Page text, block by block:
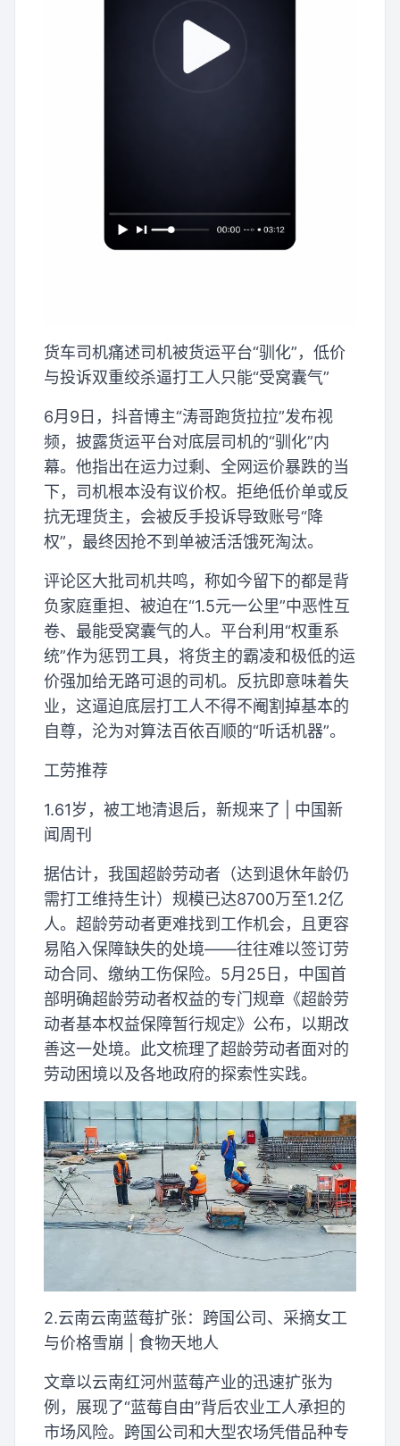
货车司机痛述司机被货运平台“驯化”，低价
与投诉双重绞杀逼打工人只能“受窝囊气”
6月9日，抖音博主“涛哥跑货拉拉”发布视
频，披露货运平台对底层司机的“驯化”内
幕。他指出在运力过剩、全网运价暴跌的当
下，司机根本没有议价权。拒绝低价单或反
抗无理货主，会被反手投诉导致账号“降
权”，最终因抢不到单被活活饿死淘汰。
评论区大批司机共鸣，称如今留下的都是背
负家庭重担、被迫在“1.5元一公里”中恶性互
卷、最能受窝囊气的人。平台利用“权重系
统”作为惩罚工具，将货主的霸凌和极低的运
价强加给无路可退的司机。反抗即意味着失
业，这逼迫底层打工人不得不阉割掉基本的
自尊，沦为对算法百依百顺的“听话机器”。
工劳推荐
1.61岁，被工地清退后，新规来了 | 中国新
闻周刊
据估计，我国超龄劳动者（达到退休年龄仍
需打工维持生计）规模已达8700万至1.2亿
人。超龄劳动者更难找到工作机会，且更容
易陷入保障缺失的处境——往往难以签订劳
动合同、缴纳工伤保险。5月25日，中国首
部明确超龄劳动者权益的专门规章《超龄劳
动者基本权益保障暂行规定》公布，以期改
善这一处境。此文梳理了超龄劳动者面对的
劳动困境以及各地政府的探索性实践。
2.云南云南蓝莓扩张：跨国公司、采摘女工
与价格雪崩 | 食物天地人
文章以云南红河州蓝莓产业的迅速扩张为
例，展现了“蓝莓自由”背后农业工人承担的
市场风险。跨国公司和大型农场凭借品种专